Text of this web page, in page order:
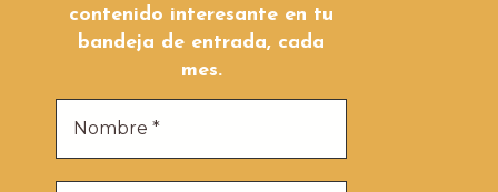
contenido interesante en tu
bandeja de entrada, cada
mes.